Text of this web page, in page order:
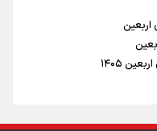
تا شهرهای زیارتی